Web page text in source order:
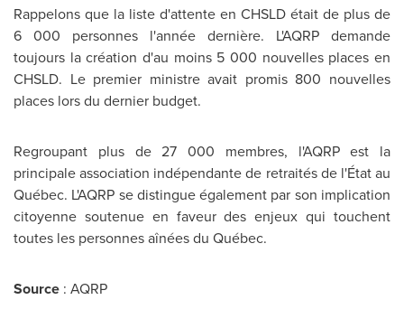
Rappelons que la liste d'attente en CHSLD était de plus de
6 000 personnes l'année dernière. L'AQRP demande
toujours la création d'au moins 5 000 nouvelles places en
CHSLD. Le premier ministre avait promis 800 nouvelles
places lors du dernier budget.
Regroupant plus de 27 000 membres, l'AQRP est la
principale association indépendante de retraités de l'État au
Québec. L'AQRP se distingue également par son implication
citoyenne soutenue en faveur des enjeux qui touchent
toutes les personnes aînées du Québec.
Source : AQRP